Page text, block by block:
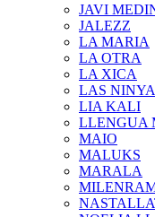
JAVI
JALEZZ
LA MARIA
LA OTRA
LA XICA
LAS
LIA KALI
LLENGUA
MAIO
MALUKS
MARALA